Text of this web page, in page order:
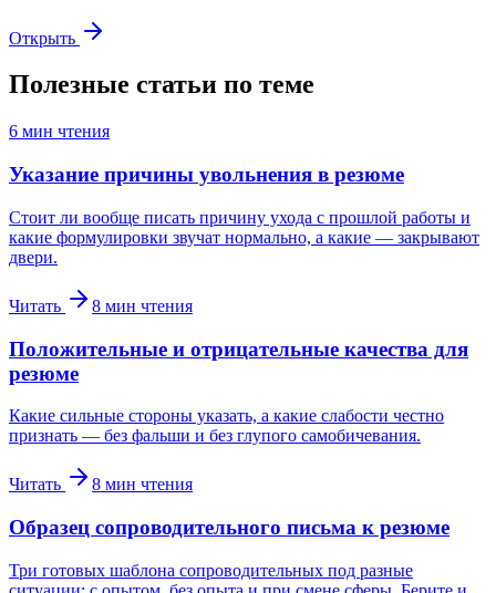
Открыть
Полезные статьи по теме
6 мин чтения
Указание причины увольнения в резюме
Стоит ли вообще писать причину ухода с прошлой работы и
какие формулировки звучат нормально, а какие — закрывают
двери.
Читать 8 мин чтения
Положительные и отрицательные качества для
резюме
Какие сильные стороны указать, а какие слабости честно
признать — без фальши и без глупого самобичевания.
Читать 8 мин чтения
Образец сопроводительного письма к резюме
Три готовых шаблона сопроводительных под разные